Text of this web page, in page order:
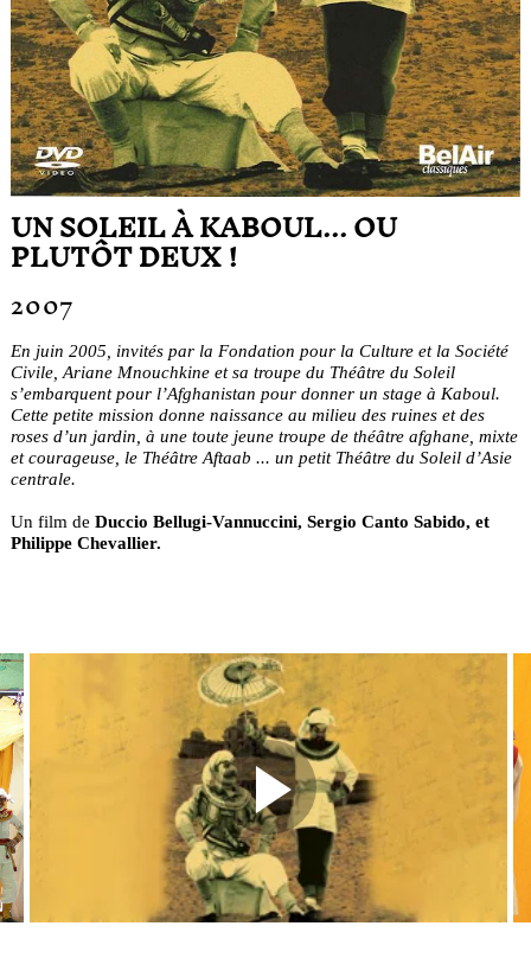
UN SOLEIL À KABOUL... OU
PLUTÔT DEUX !
2007
En juin 2005, invités par la Fondation pour la Culture et la Société
Civile, Ariane Mnouchkine et sa troupe du Théâtre du Soleil
s’embarquent pour l’Afghanistan pour donner un stage à Kaboul.
Cette petite mission donne naissance au milieu des ruines et des
roses d’un jardin, à une toute jeune troupe de théâtre afghane, mixte
et courageuse, le Théâtre Aftaab ... un petit Théâtre du Soleil d’Asie
centrale.
Un film de Duccio Bellugi-Vannuccini, Sergio Canto Sabido, et
Philippe Chevallier.